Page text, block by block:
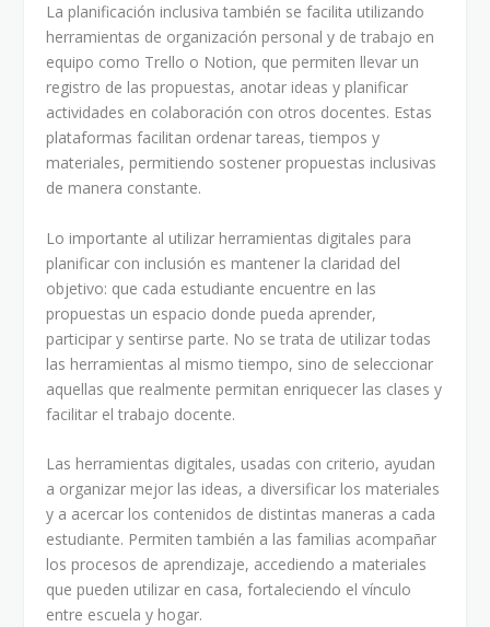
La planificación inclusiva también se facilita utilizando
herramientas de organización personal y de trabajo en
equipo como Trello o Notion, que permiten llevar un
registro de las propuestas, anotar ideas y planificar
actividades en colaboración con otros docentes. Estas
plataformas facilitan ordenar tareas, tiempos y
materiales, permitiendo sostener propuestas inclusivas
de manera constante.
Lo importante al utilizar herramientas digitales para
planificar con inclusión es mantener la claridad del
objetivo: que cada estudiante encuentre en las
propuestas un espacio donde pueda aprender,
participar y sentirse parte. No se trata de utilizar todas
las herramientas al mismo tiempo, sino de seleccionar
aquellas que realmente permitan enriquecer las clases y
facilitar el trabajo docente.
Las herramientas digitales, usadas con criterio, ayudan
a organizar mejor las ideas, a diversificar los materiales
y a acercar los contenidos de distintas maneras a cada
estudiante. Permiten también a las familias acompañar
los procesos de aprendizaje, accediendo a materiales
que pueden utilizar en casa, fortaleciendo el vínculo
entre escuela y hogar.